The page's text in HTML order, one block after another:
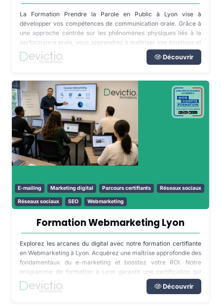
La Formation Prendre la Parole en Public à Lyon vise à
développer vos compétences de communication orale. Grâce à
une approche centrée sur les phénomènes physiques liés à la
performance orale, vous apprendrez à maîtriser vos émotions et
à utiliser votre corps pour renforcer votre discours.
Découvrir
E-mailing Marketing digital Parcours certifiants Réseaux sociaux
Réseaux sociaux SEO Webmarketing
Formation Webmarketing Lyon
Explorez les arcanes du digital avec notre formation certifiante
en Webmarketing à Lyon. Acquérez une maîtrise approfondie des
fondamentaux du e-marketing et boostez votre ROI. Notre
programme de formation à Lyon garantit une certification qui
atteste de votre expertise. Optez pour l'excellence dans le
domaine du Webmarketing et transformez vos compétences en
Découvrir